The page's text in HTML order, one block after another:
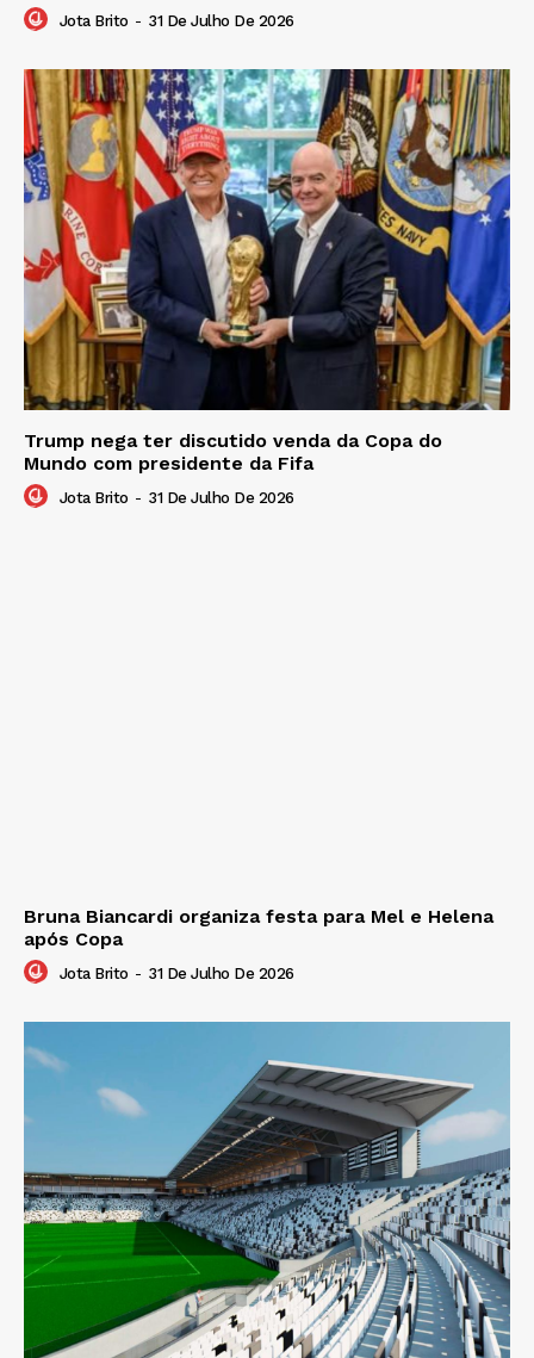
Jota Brito - 31 De Julho De 2026
Trump nega ter discutido venda da Copa do
Mundo com presidente da Fifa
Jota Brito - 31 De Julho De 2026
Bruna Biancardi organiza festa para Mel e Helena
após Copa
Jota Brito - 31 De Julho De 2026